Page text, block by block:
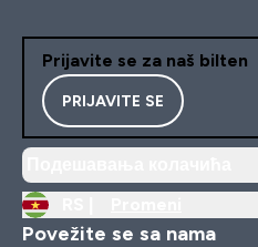
Prijavite se za naš bilten
PRIJAVITE SE
Povežite se sa nama